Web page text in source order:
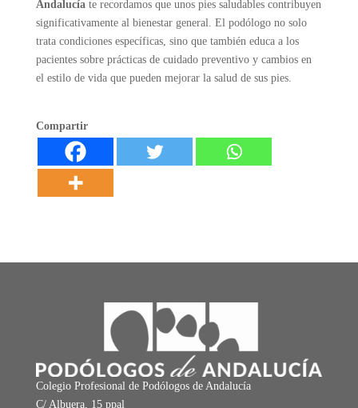
Andalucíate recordamos que unos pies saludables contribuyen
significativamente al bienestar general. El podólogo no solo
trata condiciones específicas, sino que también educa a los
pacientes sobre prácticas de cuidado preventivo y cambios en
el estilo de vida que pueden mejorar la salud de sus pies.
Compartir
Colegio Profesional de Podólogos de Andalucía
C/ Albuera, 15 ppal